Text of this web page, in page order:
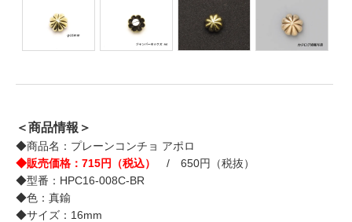
＜商品情報＞
◆商品名：プレーンコンチョ アポロ
◆販売価格：715円（税込）
/ 650円（税抜）
◆型番：HPC16-008C-BR
◆色：真鍮
◆サイズ：16mm